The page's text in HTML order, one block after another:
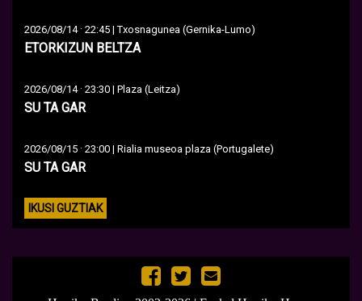
2026/08/14· 22:45 | Txosnagunea (Gernika-Lumo)
ETORKIZUN BELTZA
2026/08/14· 23:30 | Plaza (Leitza)
SU TA GAR
2026/08/15 · 23:00 | Rialia museoa plaza (Portugalete)
SU TA GAR
IKUSI GUZTIAK